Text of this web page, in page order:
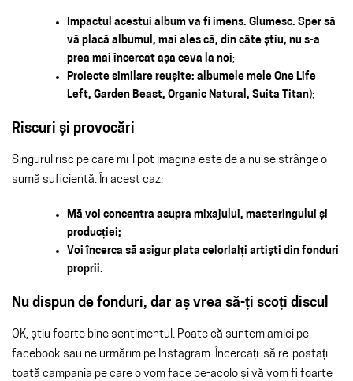
Impactul acestui album va fi imens. Glumesc. Sper să
vă placă albumul, mai ales că, din câte știu, nu s-a
prea mai încercat așa ceva la noi;
Proiecte similare reușite: albumele mele One Life
Left, Garden Beast, Organic Natural, Suita Titan);
Riscuri și provocări
Singurul risc pe care mi-l pot imagina este de a nu se strânge o
sumă suficientă. În acest caz:
Mă voi concentra asupra mixajului, masteringului și
producției;
Voi încerca să asigur plata celorlalți artiști din fonduri
proprii.
Nu dispun de fonduri, dar aș vrea să-ți scoți discul
OK, știu foarte bine sentimentul. Poate că suntem amici pe
facebook sau ne urmărim pe Instagram. Încercați să re-postați
toată campania pe care o vom face pe-acolo și vă vom fi foarte